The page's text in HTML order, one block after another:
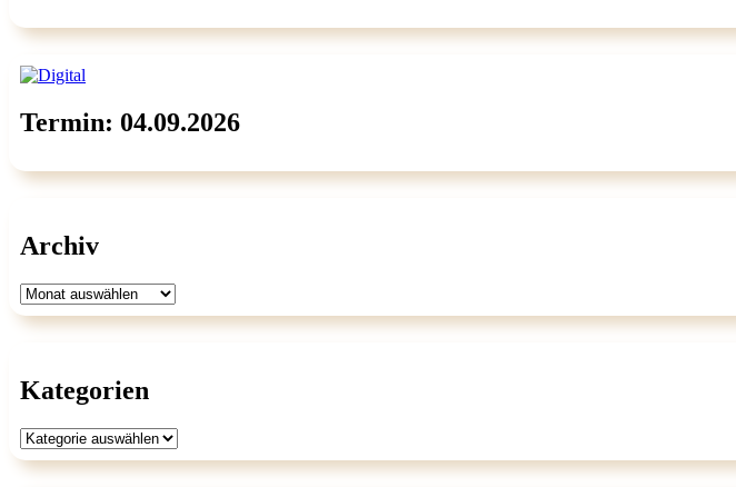
Termin: 04.09.2026
Archiv
Archiv
Kategorien
Kategorien